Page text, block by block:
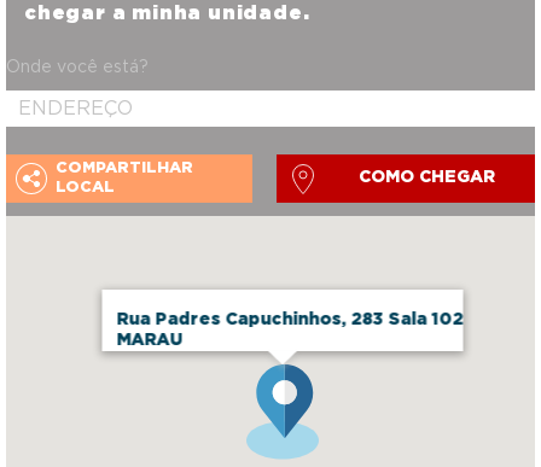
Rua Padres Capuchinhos, 283 Sala 102
MARAU
chegar a minha unidade.
Onde você está?
COMPARTILHAR
LOCAL
COMO CHEGAR